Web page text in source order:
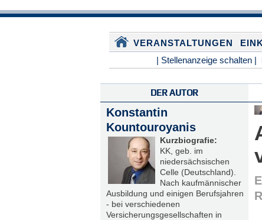
VERANSTALTUNGEN
| Stellenanzeige schalten |
DER AUTOR
Konstantin
Kountouroyanis
Kurzbiografie:
KK, geb. im
niedersächsischen
Celle (Deutschland).
Nach kaufmännischer
Ausbildung und einigen Berufsjahren
- bei verschiedenen
Versicherungsgesellschaften in